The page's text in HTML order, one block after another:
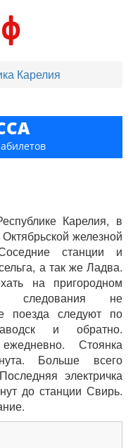
Карелия
Карелия, в
железной
станции и
а так же Ладва.
на пригородном
следования не
поезда следуют по
и обратно.
Стоянка
Больше всего
электричка
до станции Свирь.